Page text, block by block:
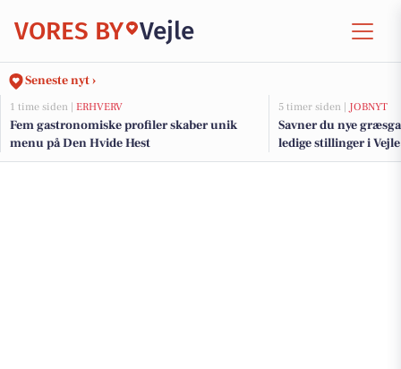
VORES BY Vejle
Seneste nyt ›
1 time siden | ERHVERV
Fem gastronomiske profiler skaber unik
menu på Den Hvide Hest
5 timer siden | JOBNYT
Savner du nye
ledige stillinger i